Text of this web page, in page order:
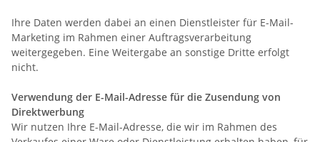
Ihre Daten werden dabei an einen Dienstleister für E-Mail-
Marketing im Rahmen einer Auftragsverarbeitung
weitergegeben. Eine Weitergabe an sonstige Dritte erfolgt
nicht.
Verwendung der E-Mail-Adresse für die Zusendung von
Direktwerbung
Wir nutzen Ihre E-Mail-Adresse, die wir im Rahmen des